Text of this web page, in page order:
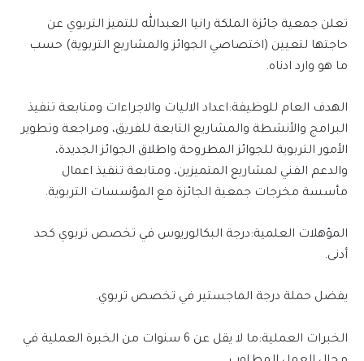
تعلن جمعية جائزة الملكة رانيا العبدالله للتميز التربوي عن
حاجتها لتعيين (اختصاصي الجوائز والمشاريع التربوية) حسب
ما هو وارد ادناه.
الهدف العام للوظيفة:اعداد الاليات والاجراءات ومتابعة تنفيذ
البرامج والأنشطة والمشاريع التابعة للفريق، ومراجعة وتطوير
الأمور التربوية للجوائز المطروحة واطلاق الجوائز الجديدة،
والدعم الفني لمشاريع المتميزين، ومتابعة تنفيذ اعمال
مأسسة مخرجات جمعية الجائزة مع المؤسسات التربوية.
المؤهلات العلمية:درجة البكالوريوس في تخصص تربوي كحد
أدنى.
يفضل حملة درجة الماجستير في تخصص تربوي.
الخبرات العملية:ما لا يقل عن 6 سنوات من الخبرة العملية في